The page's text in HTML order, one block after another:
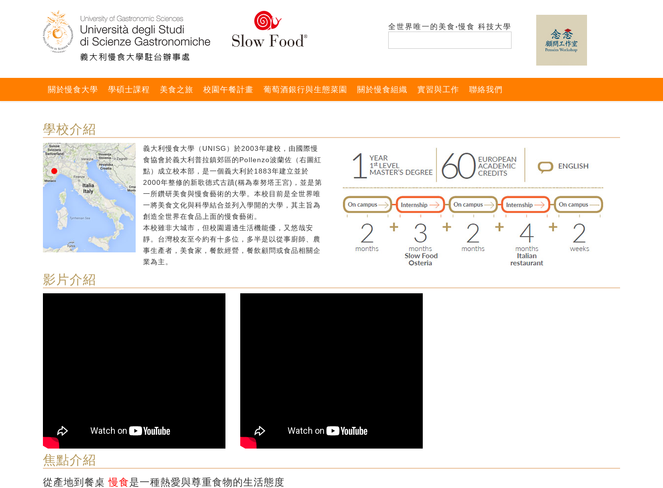
全世界唯一的美食‧慢食 科技大學
關於慢食大學 學碩士課程 美食之旅 校園午餐計畫 葡萄酒銀行與生態菜園 關於慢食組織 實習與工作 聯絡我們
學校介紹
義大利慢食大學（UNISG）於2003年建校，由國際慢
食協會於義大利普拉鎮郊區的Pollenzo波蘭佐（右圖紅
點）成立校本部，是一個義大利於1883年建立並於
2000年整修的新歌德式古蹟(稱為泰努塔王宮)，並是第
一所鑽研美食與慢食藝術的大學。本校目前是全世界唯
一將美食文化與科學結合並列入學開的大學，其主旨為
創造全世界在食品上面的慢食藝術。
本校雖非大城市，但校園週邊生活機能優，又悠哉安
靜。台灣校友至今約有十多位，多半是以從事廚師、農
事生產者，美食家，餐飲經營，餐飲顧問或食品相關企
業為主。
影片介紹
焦點介紹
從產地到餐桌慢食是一種熱愛與尊重食物的生活態度